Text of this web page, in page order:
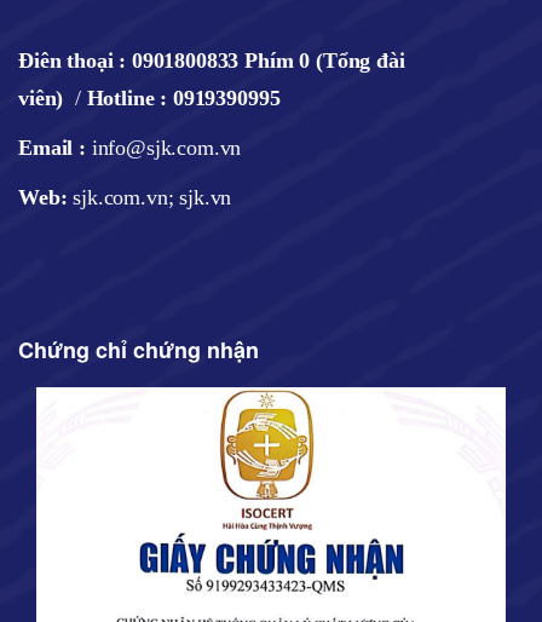
Điên thoại : 0901800833 Phím 0 (Tổng đài
viên) / Hotline : 0919390995
Email : info@sjk.com.vn
Web: sjk.com.vn; sjk.vn
Chứng chỉ chứng nhận